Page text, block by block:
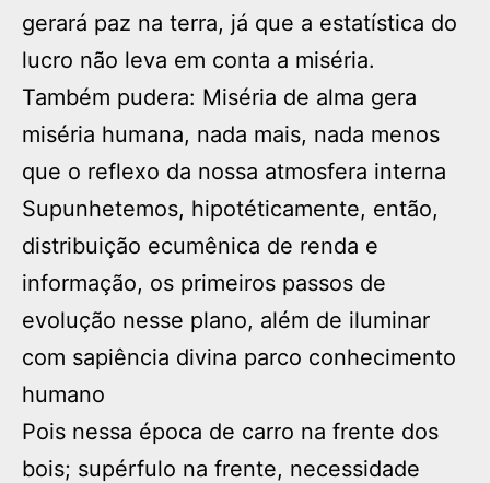
gerará paz na terra, já que a estatística do
lucro não leva em conta a miséria.
Também pudera: Miséria de alma gera
miséria humana, nada mais, nada menos
que o reflexo da nossa atmosfera interna
Supunhetemos, hipotéticamente, então,
distribuição ecumênica de renda e
informação, os primeiros passos de
evolução nesse plano, além de iluminar
com sapiência divina parco conhecimento
humano
Pois nessa época de carro na frente dos
bois; supérfulo na frente, necessidade